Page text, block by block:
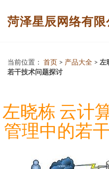
菏泽星辰网络有限
当前位置： 首页 > 产品大全 > 左
若干技术问题探讨
左晓栋 云计
管理中的若